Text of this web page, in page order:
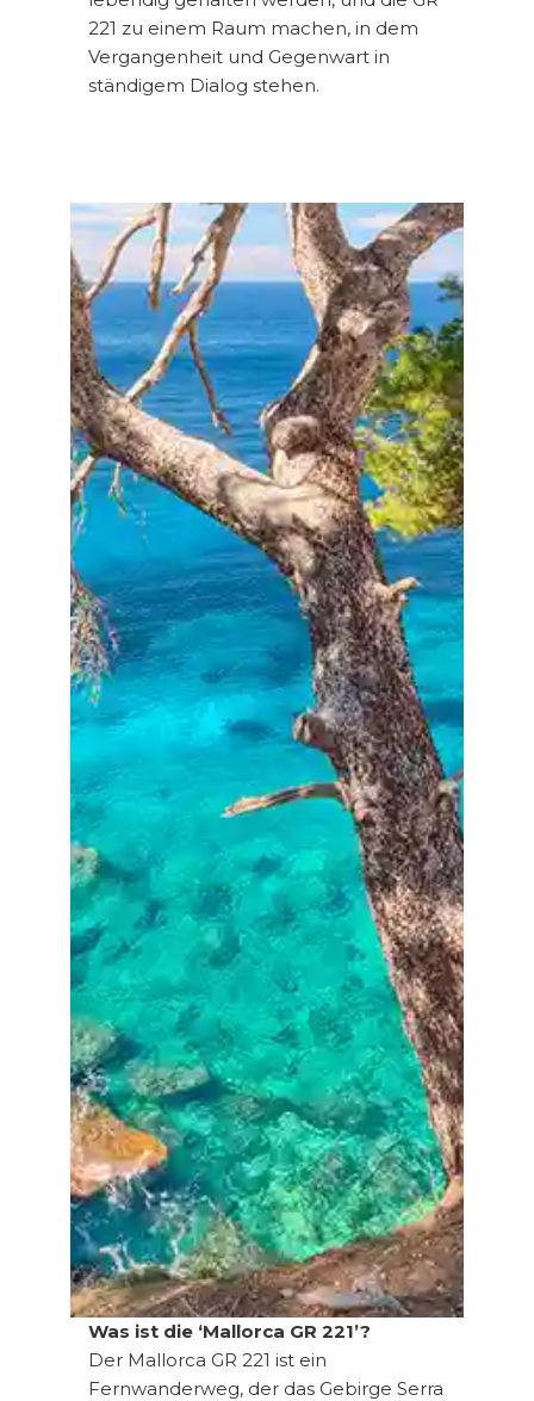
221 zu einem Raum machen, in dem
Vergangenheit und Gegenwart in
ständigem Dialog stehen.
Was ist die ‘Mallorca GR 221’?
Der Mallorca GR 221 ist ein
Fernwanderweg, der das Gebirge Serra